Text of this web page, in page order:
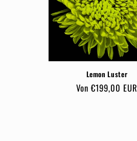
Lemon Luster
Normaler
Von €199,00 EUR